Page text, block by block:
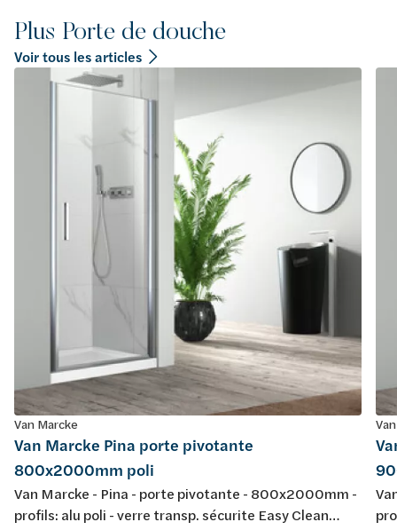
Plus Porte de douche
Voir tous les articles
Van Marcke
Van Marcke Pina porte pivotante
800x2000mm poli
Van Marcke - Pina - porte pivotante - 800x2000mm -
profils: alu poli - verre transp. sécurite Easy Clean